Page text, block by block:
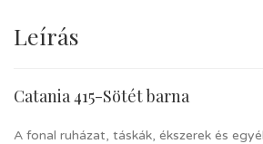
Leírás
Catania 415-Sötét barna
A fonal ruházat, táskák, ékszerek és